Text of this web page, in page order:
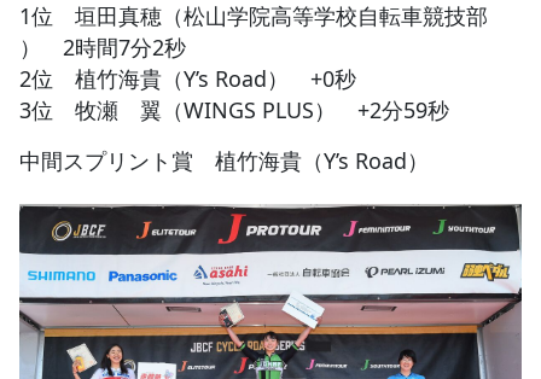
1位 垣田真穂（松山学院高等学校自転車競技部
） 2時間7分2秒
2位 植竹海貴（Y’s Road） +0秒
3位 牧瀬 翼（WINGS PLUS） +2分59秒
中間スプリント賞 植竹海貴（Y’s Road）